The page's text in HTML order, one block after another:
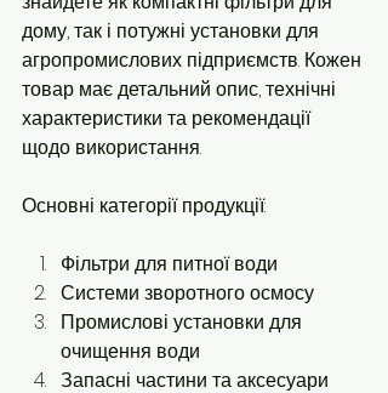
дому, так і потужні установки для
агропромислових підприємств. Кожен
товар має детальний опис, технічні
характеристики та рекомендації
щодо використання.
Основні категорії продукції:
Фільтри для питної води
Системи зворотного осмосу
Промислові установки для
очищення води
Запасні частини та аксесуари